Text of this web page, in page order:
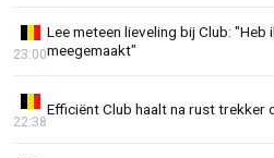
Lee meteen lieveling bij Club: "Heb
meegemaakt"
23:00
Efficiënt Club haalt na rust trekker
22:38